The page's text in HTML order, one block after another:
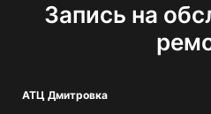
Запись на
АТЦ Дмитровка